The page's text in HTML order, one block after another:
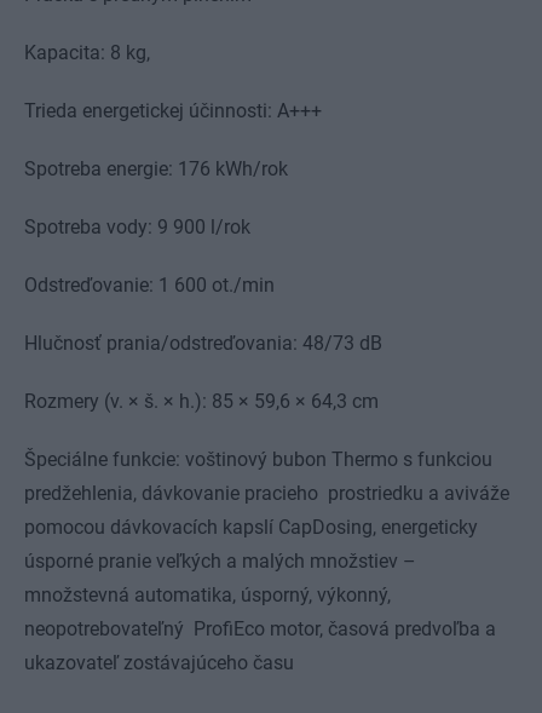
Kapacita: 8 kg,
Trieda energetickej účinnosti: A+++
Spotreba energie: 176 kWh/rok
Spotreba vody: 9 900 l/rok
Odstreďovanie: 1 600 ot./min
Hlučnosť prania/odstreďovania: 48/73 dB
Rozmery (v. × š. × h.): 85 × 59,6 × 64,3 cm
Špeciálne funkcie: voštinový bubon Thermo s funkciou
predžehlenia, dávkovanie pracieho prostriedku a aviváže
pomocou dávkovacích kapslí CapDosing, energeticky
úsporné pranie veľkých a malých množstiev –
množstevná automatika, úsporný, výkonný,
neopotrebovateľný ProfiEco motor, časová predvoľba a
ukazovateľ zostávajúceho času